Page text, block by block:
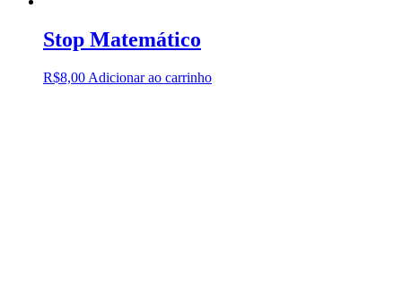
Stop Matemático
R$8,00 Adicionar ao carrinho